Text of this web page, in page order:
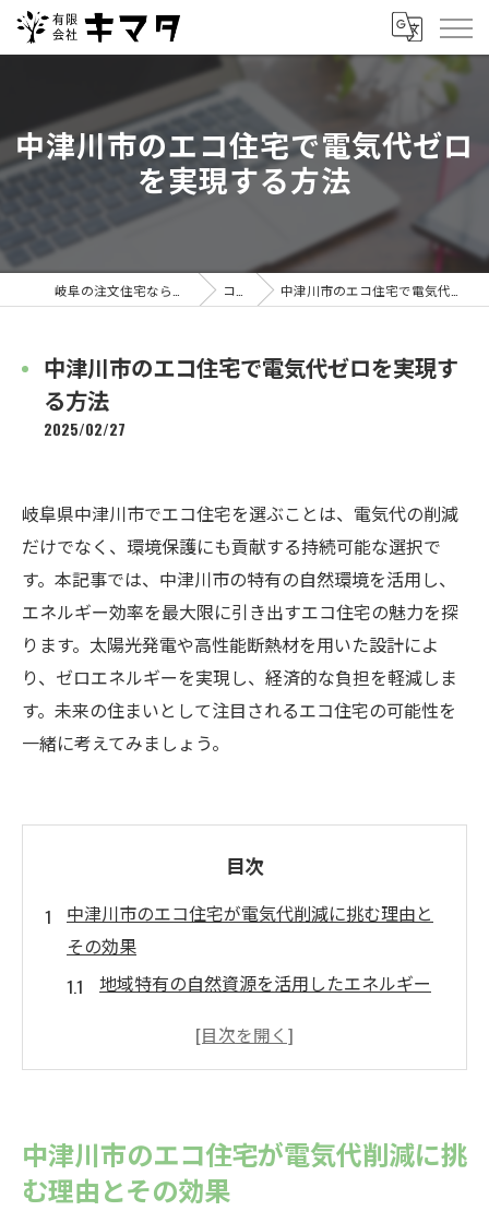
中津川市のエコ住宅で電気代ゼロ
を実現する方法
コラム 中津川市のエコ住宅で電気代ゼロを実現する方法
中津川市のエコ住宅で電気代ゼロを実現す
る方法
2025/02/27
岐阜県中津川市でエコ住宅を選ぶことは、電気代の削減
だけでなく、環境保護にも貢献する持続可能な選択で
す。本記事では、中津川市の特有の自然環境を活用し、
エネルギー効率を最大限に引き出すエコ住宅の魅力を探
ります。太陽光発電や高性能断熱材を用いた設計によ
り、ゼロエネルギーを実現し、経済的な負担を軽減しま
す。未来の住まいとして注目されるエコ住宅の可能性を
一緒に考えてみましょう。
目次
中津川市のエコ住宅が電気代削減に挑む理由と
その効果
地域特有の自然資源を活用したエネルギー
電気代削減を実現する最新技術の導入
電気代をゼロにするための住宅設計の工夫
エコ住宅が提供する経済的メリットの詳細
中津川市のエコ住宅が電気代削減に挑
む理由とその効果